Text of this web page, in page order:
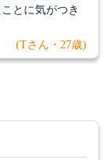
とに気がつき
(Tさん・27歳)